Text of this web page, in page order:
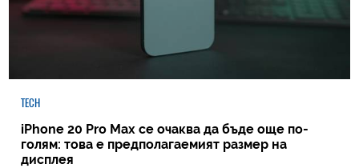
TECH
iPhone 20 Pro Max се очаква да бъде още по-
голям: това е предполагаемият размер на
дисплея